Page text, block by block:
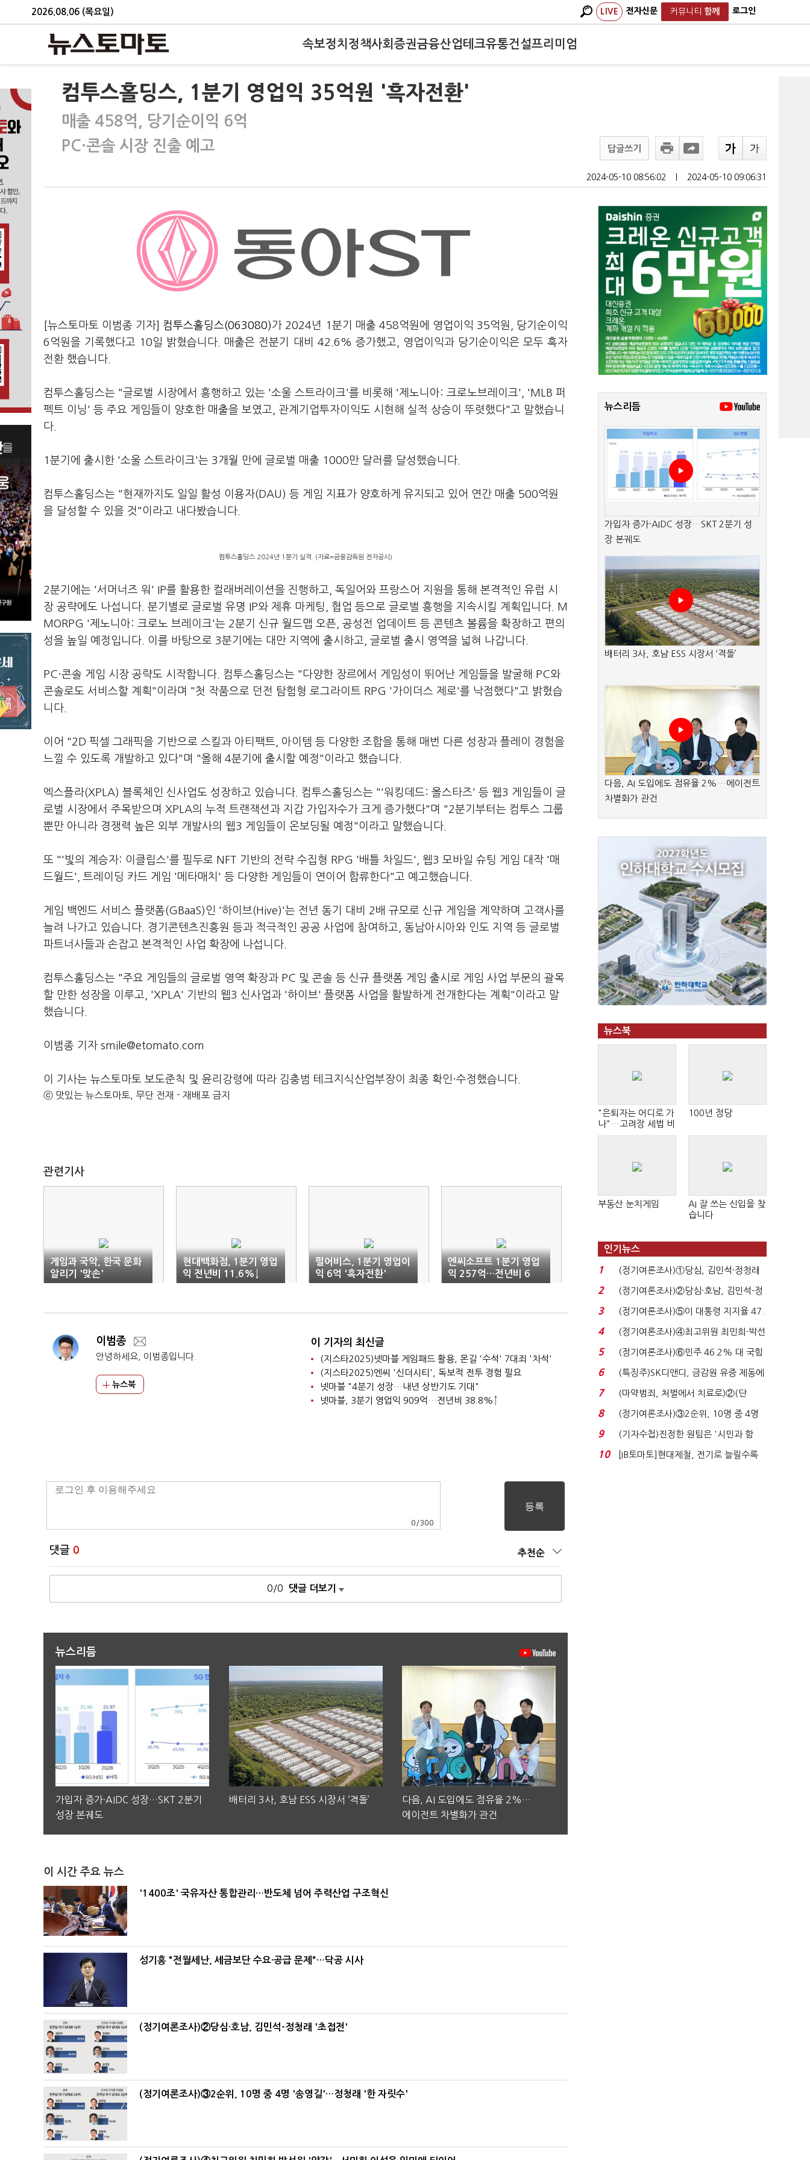
2026.08.06 (목요일) LIVE 전자신문 커뮤니티 함께 로그인
속보정치 정책사회 증권금융산업테크유통건설프리미엄
컴투스홀딩스, 1분기 영업익 35억원 '흑자전환'
매출 458억, 당기순이익 6억
PC·콘솔 시장 진출 예고
답글쓰기
2024-05-10 08:56:02 2024-05-10 09:06:31
[뉴스토마토 이범종 기자] 컴투스홀딩스(063080)가 2024년 1분기 매출 458억원에 영업이익 35억원, 당기순이익
6억원을 기록했다고 10일 밝혔습니다. 매출은 전분기 대비 42.6% 증가했고, 영업이익과 당기순이익은 모두 흑자
전환 했습니다.
컴투스홀딩스는 "글로벌 시장에서 흥행하고 있는 '소울 스트라이크'를 비롯해 '제노니아: 크로노브레이크', 'MLB 퍼
펙트 이닝' 등 주요 게임들이 양호한 매출을 보였고, 관계기업투자이익도 시현해 실적 상승이 뚜렷했다"고 말했습니
다.
1분기에 출시한 '소울 스트라이크'는 3개월 만에 글로벌 매출 1000만 달러를 달성했습니다.
컴투스홀딩스는 "현재까지도 일일 활성 이용자(DAU) 등 게임 지표가 양호하게 유지되고 있어 연간 매출 500억원
을 달성할 수 있을 것"이라고 내다봤습니다.
컴투스홀딩스 2024년 1분기 실적. (자료=금융감독원 전자공시)
2분기에는 '서머너즈 워' IP를 활용한 컬래버레이션을 진행하고, 독일어와 프랑스어 지원을 통해 본격적인 유럽 시
장 공략에도 나섭니다. 분기별로 글로벌 유명 IP와 제휴 마케팅, 협업 등으로 글로벌 흥행을 지속시킬 계획입니다. M
MORPG '제노니아: 크로노 브레이크'는 2분기 신규 월드맵 오픈, 공성전 업데이트 등 콘텐츠 볼륨을 확장하고 편의
성을 높일 예정입니다. 이를 바탕으로 3분기에는 대만 지역에 출시하고, 글로벌 출시 영역을 넓혀 나갑니다.
PC·콘솔 게임 시장 공략도 시작합니다. 컴투스홀딩스는 "다양한 장르에서 게임성이 뛰어난 게임들을 발굴해 PC와
콘솔로도 서비스할 계획"이라며 "첫 작품으로 던전 탐험형 로그라이트 RPG '가이더스 제로'를 낙점했다"고 밝혔습
니다.
이어 "2D 픽셀 그래픽을 기반으로 스킬과 아티팩트, 아이템 등 다양한 조합을 통해 매번 다른 성장과 플레이 경험을
느낄 수 있도록 개발하고 있다"며 "올해 4분기에 출시할 예정"이라고 했습니다.
엑스플라(XPLA) 블록체인 신사업도 성장하고 있습니다. 컴투스홀딩스는 "'워킹데드: 올스타즈' 등 웹3 게임들이 글
로벌 시장에서 주목받으며 XPLA의 누적 트랜잭션과 지갑 가입자수가 크게 증가했다"며 "2분기부터는 컴투스 그룹
뿐만 아니라 경쟁력 높은 외부 개발사의 웹3 게임들이 온보딩될 예정"이라고 말했습니다.
또 "'빛의 계승자: 이클립스'를 필두로 NFT 기반의 전략 수집형 RPG '배틀 차일드', 웹3 모바일 슈팅 게임 대작 '매
드월드', 트레이딩 카드 게임 '메타매치' 등 다양한 게임들이 연이어 합류한다"고 예고했습니다.
게임 백엔드 서비스 플랫폼(GBaaS)인 '하이브(Hive)'는 전년 동기 대비 2배 규모로 신규 게임을 계약하며 고객사를
늘려 나가고 있습니다. 경기콘텐츠진흥원 등과 적극적인 공공 사업에 참여하고, 동남아시아와 인도 지역 등 글로벌
파트너사들과 손잡고 본격적인 사업 확장에 나섭니다.
컴투스홀딩스는 "주요 게임들의 글로벌 영역 확장과 PC 및 콘솔 등 신규 플랫폼 게임 출시로 게임 사업 부문의 괄목
할 만한 성장을 이루고, 'XPLA' 기반의 웹3 신사업과 '하이브' 플랫폼 사업을 활발하게 전개한다는 계획"이라고 말
했습니다.
이범종 기자 smile@etomato.com
이 기사는 뉴스토마토 보도준칙 및 윤리강령에 따라 김충범 테크지식산업부장이 최종 확인·수정했습니다.
ⓒ 맛있는 뉴스토마토, 무단 전재 - 재배포 금지
관련기사
게임과 국악, 한국 문화
알리기 '맞손'
현대백화점, 1분기 영업
익 전년비 11.6%↓
펄어비스, 1분기 영업이
익 6억 '흑자전환'
엔씨소프트 1분기 영업
익 257억…전년비 6
8% ↓
이범종
안녕하세요, 이범종입니다.
뉴스북
이 기자의 최신글
(지스타2025)넷마블 게임패드 활용, 몬길 '수석' 7대죄 '차석'
(지스타2025)엔씨 '신더시티', 독보적 전투 경험 필요
넷마블 "4분기 성장…내년 상반기도 기대"
넷마블, 3분기 영업익 909억…전년비 38.8%↑
0 /300
댓글 0 추천순
0/0 댓글 더보기
뉴스리듬
가입자 증가·AIDC 성장…SKT 2분기
성장 본궤도
배터리 3사, 호남 ESS 시장서 ‘격돌’
다음, AI 도입에도 점유율 2%…
에이전트 차별화가 관건
이 시간 주요 뉴스
'1400조' 국유자산 통합관리…반도체 넘어 주력산업 구조혁신
성기홍 "전월세난, 세금보단 수요·공급 문제"…닥공 시사
(정기여론조사)②당심·호남, 김민석-정청래 '초접전'
(정기여론조사)③2순위, 10명 중 4명 '송영길'…정청래 '한 자릿수'
뉴스리듬
가입자 증가·AIDC 성장…SKT 2분기 성
장 본궤도
배터리 3사, 호남 ESS 시장서 ‘격돌’
다음, AI 도입에도 점유율 2%…에이전트
차별화가 관건
뉴스북
"은퇴자는 어디로 가
나"…고려장 세법 비
판 확산
100년 정당
부동산 눈치게임
AI 잘 쓰는 신입을 찾
습니다
인기뉴스
1
(정기여론조사)①당심, 김민석·정청래
'초접전'…대통령 ...
2
(정기여론조사)②당심·호남, 김민석-정
청래 '초접전'...
3
(정기여론조사)⑤이 대통령 지지율 47.
7%…일주일 만에 ...
4
(정기여론조사)④최고위원 최민희·박선
원 '양강'…서미...
5
(정기여론조사)⑥민주 46.2% 대 국힘
31.0%…오차범위 밖 ...
6
(특징주)SK디앤디, 금감원 유증 제동에
장 초반 상한가...
7
(마약범죄, 처벌에서 치료로)②(단
독)"마약은 전염병…여성...
8
(정기여론조사)③2순위, 10명 중 4명
'송영길'…정청래 '한 ...
9
(기자수첩)진정한 원팀은 '시민과 함
께'일 때 완성...
10
[IB토마토]현대제철, 전기로 늘릴수록